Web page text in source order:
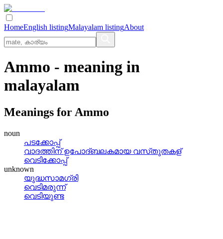
HomeEnglish listingMalayalam listingAbout
Ammo - meaning in
malayalam
Meanings for Ammo
noun
പടക്കോപ്പ്
വാദത്തിന്‌ ഉപോദ്‌ബലകമായ വസ്‌തുതകള്
വെടിക്കോപ്പ്
unknown
യുദ്ധസാമഗ്രി
വെടിമരുന്ന്
വെടിയുണ്ട